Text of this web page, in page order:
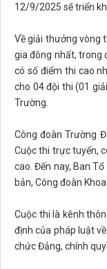
12/9/2025 sẽ triển
Về giải thưởng vòng
gia đông nhất, trong
có số điểm thi cao
cho 04 đội thi (01
Trường.
Công đoàn Trường
Cuộc thi trực tuyến,
cao. Đến nay, Ban
bản, Công đoàn
Cuộc thi là kênh
định của pháp luật
chức Đảng, chính